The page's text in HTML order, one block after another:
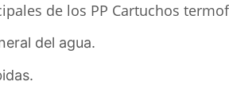
de los PP Cartuchos
del agua.